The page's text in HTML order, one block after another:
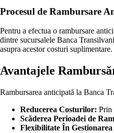
Procesul de Rambursare
Pentru a efectua o rambursare
dintre sucursalele Banca
asupra acestor costuri suplimentare.
Avantajele
Rambursarea anticipată la Banca
Reducerea Costurilor: Prin
Scăderea Perioadei de
Flexibilitate În